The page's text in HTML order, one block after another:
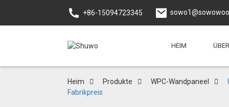
+86-15094723345
HEIM
Heim Produkte WPC-Wandpaneel
Fabrikpreis